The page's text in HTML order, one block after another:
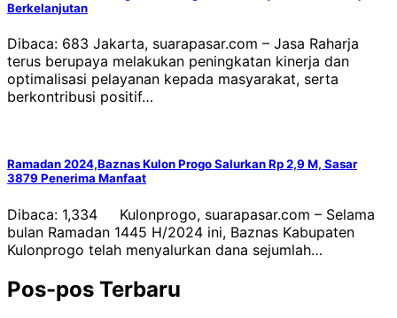
Berkelanjutan
Dibaca: 683 Jakarta, suarapasar.com – Jasa Raharja
terus berupaya melakukan peningkatan kinerja dan
optimalisasi pelayanan kepada masyarakat, serta
berkontribusi positif…
Ramadan 2024,Baznas Kulon Progo Salurkan Rp 2,9 M, Sasar
3879 Penerima Manfaat
Dibaca: 1,334 Kulonprogo, suarapasar.com – Selama
bulan Ramadan 1445 H/2024 ini, Baznas Kabupaten
Kulonprogo telah menyalurkan dana sejumlah…
Pos-pos Terbaru